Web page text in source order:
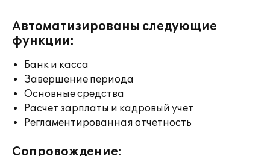
Автоматизированы следующие
функции:
Банк и касса
Завершение периода
Основные средства
Расчет зарплаты и кадровый учет
Регламентированная отчетность
Сопровождение: